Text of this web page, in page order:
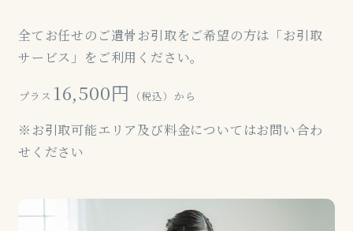
全てお任せのご遺骨お引取をご希望の方は「お引取
サービス」をご利用ください。
プラス 16,500円 （税込）から
※お引取可能エリア及び料金についてはお問い合わ
せください